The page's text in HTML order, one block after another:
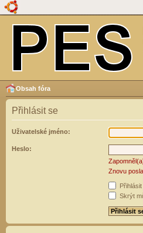
Obsah fóra
Přihlásit se
Uživatelské jméno:
Heslo:
Znovu
Skrýt